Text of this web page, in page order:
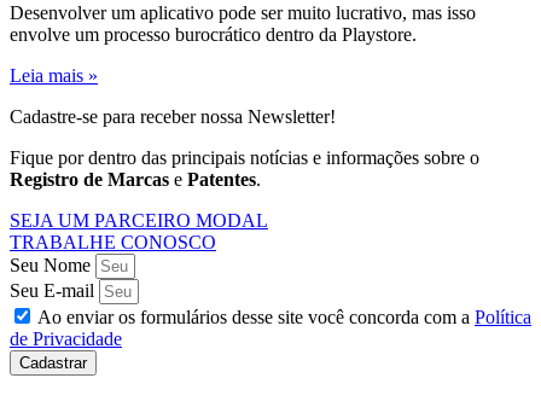
Desenvolver um aplicativo pode ser muito lucrativo, mas isso
envolve um processo burocrático dentro da Playstore.
Leia mais »
Cadastre-se para receber nossa Newsletter!
Fique por dentro das principais notícias e informações sobre o
Registro de Marcas e Patentes.
SEJA UM PARCEIRO MODAL
TRABALHE CONOSCO
Seu Nome
Seu E-mail
Ao enviar os formulários desse site você concorda com a Política
de Privacidade
Cadastrar